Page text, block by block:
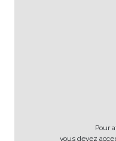
Pour
vous devez